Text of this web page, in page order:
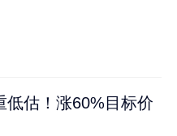
低估！涨60%目标价